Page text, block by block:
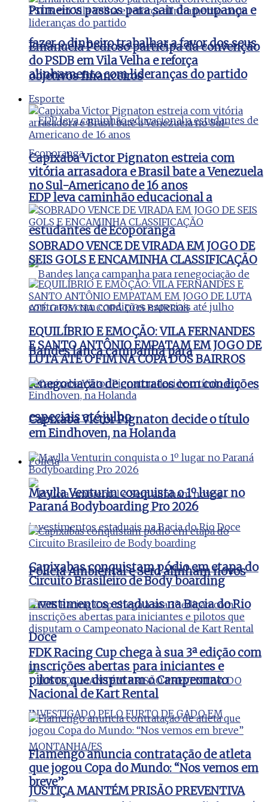
Primeiros passos para sair da poupança e
fazer o dinheiro trabalhar a favor dos seus
objetivos financeiros
EDP leva caminhão educacional a
estudantes de Ecoporanga
Bandes lança campanha para
renegociação de contratos com condições
especiais até julho
Polícia
Polícia Ambiental e Serd alinham novos
investimentos estaduais na Bacia do Rio
Doce
JUSTIÇA MANTÉM PRISÃO PREVENTIVA
Emanuela Pedroso participa da convenção
do PSDB em Vila Velha e reforça
alinhamento com lideranças do partido
Esporte
Capixaba Victor Pignaton estreia com
vitória arrasadora e Brasil bate a Venezuela
no Sul-Americano de 16 anos
SOBRADO VENCE DE VIRADA EM JOGO DE
SEIS GOLS E ENCAMINHA CLASSIFICAÇÃO
EQUILÍBRIO E EMOÇÃO: VILA FERNANDES
E SANTO ANTÔNIO EMPATAM EM JOGO DE
LUTA ATÉ O FIM NA COPA DOS BAIRROS
Capixaba Victor Pignaton decide o título
em Eindhoven, na Holanda
Maylla Venturin conquista o 1º lugar no
Paraná Bodyboarding Pro 2026
Capixabas conquistam pódio em etapa do
Circuito Brasileiro de Body boarding
FDK Racing Cup chega à sua 3ª edição com
inscrições abertas para iniciantes e
pilotos que disputam o Campeonato
Nacional de Kart Rental
Flamengo anuncia contratação de atleta
que jogou Copa do Mundo: “Nos vemos em
breve”